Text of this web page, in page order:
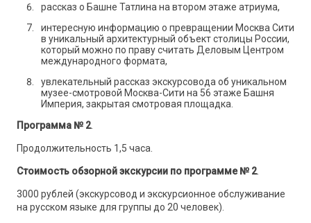
рассказ о Башне Татлина на втором этаже атриума,
интересную информацию о превращении Москва Сити
в уникальный архитектурный объект столицы России,
который можно по праву считать Деловым Центром
международного формата,
увлекательный рассказ экскурсовода об уникальном
музее-смотровой Москва-Сити на 56 этаже Башня
Империя, закрытая смотровая площадка.
Программа № 2.
Продолжительность 1,5 часа.
Стоимость обзорной экскурсии по программе № 2.
3000 рублей (экскурсовод и экскурсионное обслуживание
на русском языке для группы до 20 человек).